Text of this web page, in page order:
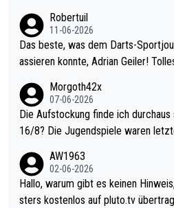
Robertuil
11-06-2026
Das beste, was dem Darts-
assieren konnte, Adrian Geiler!
Morgoth42x
07-06-2026
Die Aufstockung finde ich
16/8? Die Jugendspiele waren letztes Jahr durchaus sehr kurz
Allerdings ist Mitchell Lawrie als Nummer 1 der Welt eh qualifi
ziert. Somit ändert die
sters erstmal nichts. Ich denke sie wollen damit für nächstes J
AW1963
02-06-2026
Hallo, warum gibt es keinen Hinweis, dass die Nordic Darts Ma
sters kostenlos auf pluto.tv